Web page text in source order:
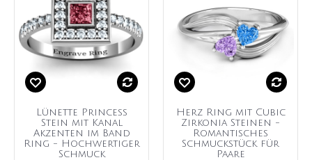
Lünette Princess
Stein mit Kanal
Akzenten im Band
Ring - Hochwertiger
Schmuck
Herz Ring mit Cubic
Zirkonia Steinen -
Romantisches
Schmuckstück für
Paare